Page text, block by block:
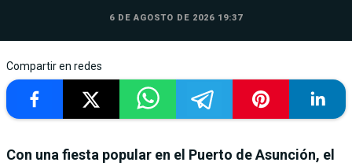
6 DE AGOSTO DE 2026 19:37
Compartir en redes
Con una fiesta popular en el Puerto de Asunción, el